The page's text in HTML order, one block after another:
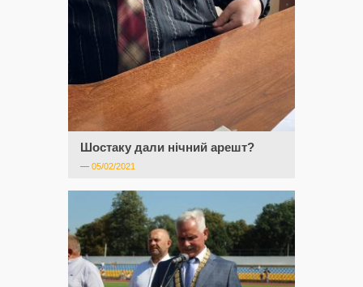
Шостаку дали нічний арешт?
— 05/02/2021